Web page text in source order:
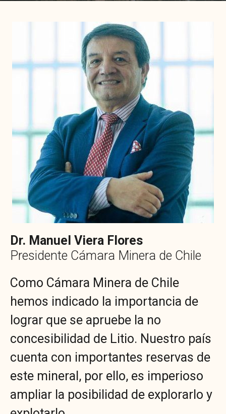
Dr. Manuel Viera Flores
Presidente Cámara Minera de Chile
Como Cámara Minera de Chile
hemos indicado la importancia de
lograr que se apruebe la no
concesibilidad de Litio. Nuestro país
cuenta con importantes reservas de
este mineral, por ello, es imperioso
ampliar la posibilidad de explorarlo y